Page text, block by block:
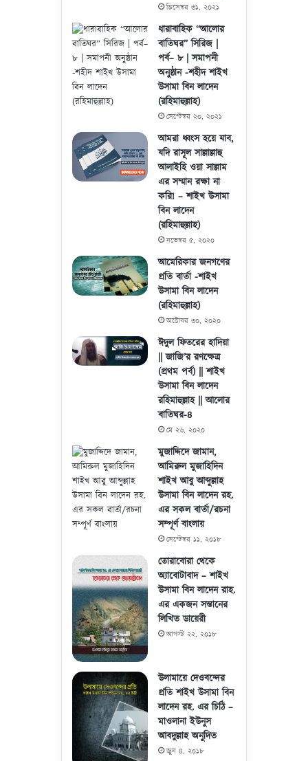
ডিসেম্বর ৩১, ২০২১
ধারাবাহিক “আলোর
বাতিঘর” সিরিজ |
পর্ব– ৮ | সমাপনী
অনুষ্ঠান -শহীদ শাইখ
উসামা বিন লাদেন
(রহিমাহুল্লাহ)
সেপ্টেম্বর ২০, ২০২১
আমরা ধ্বংস হয়ে যাব,
যদি রাসূল সাল্লাল্লাহু
আলাইহি ওয়া সাল্লাম
এর সম্মান রক্ষা না
করি! – শাইখ উসামা
বিন লাদেন
(রহিমাহুল্লাহ)
নভেম্বর ৫, ২০২০
আমেরিকার জনগণের
প্রতি বার্তা -শাইখ
উসামা বিন লাদেন
(রহিমাহুল্লাহ)
অক্টোবর ৩০, ২০২০
ঈদুল ফিতরের হাদিয়া
|| জাজি’র রণক্ষেত্র
(প্রথম পর্ব) || শাইখ
উসামা বিন লাদেন
রহিমাহুল্লাহ || আলোর
বাতিঘর-৪
মে ২৬, ২০২০
মুজাদ্দিদে জামান,
আমিরুল মুজাহিদিন
শাইখ আবু আব্দুল্লাহ
উসামা বিন লাদেন রহ.
এর সকল বার্তা/রচনা
সম্পূর্ণ বাংলায়
সেপ্টেম্বর ১১, ২০১৮
তোরাবোরা থেকে
অ্যাবোটাবাদ – শাইখ
উসামা বিন লাদেন রাহ.
এর একজন সন্তানের
লিখিত ডায়েরী
আগস্ট ২২, ২০১৮
উলামায়ে দেওবন্দের
প্রতি শাইখ উসামা বিন
লাদেন রহ. এর চিঠি –
মাওলানা ইউনুস
আবদুল্লাহ অনুদিত
জুন ৪, ২০১৮